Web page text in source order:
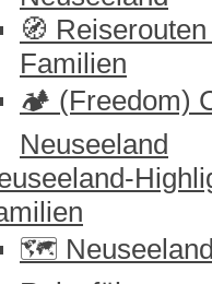
🧭
Familien
🏕️ (Freedom)
Neuseeland
🗺️